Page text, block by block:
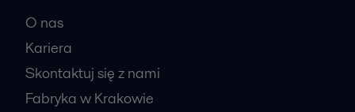
O nas
Kariera
Skontaktuj się z nami
Fabryka w Krakowie